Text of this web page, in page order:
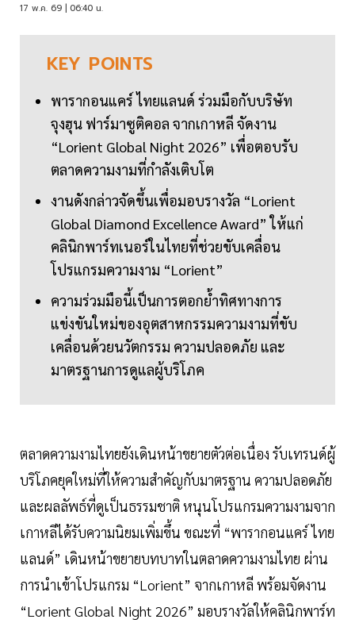
17 พ.ค. 69 | 06:40 น.
KEY POINTS
พารากอนแคร์ ไทยแลนด์ ร่วมมือกับบริษัท
จุงฮุน ฟาร์มาซูติคอล จากเกาหลี จัดงาน
“Lorient Global Night 2026” เพื่อตอบรับ
ตลาดความงามที่กำลังเติบโต
งานดังกล่าวจัดขึ้นเพื่อมอบรางวัล “Lorient
Global Diamond Excellence Award” ให้แก่
คลินิกพาร์ทเนอร์ในไทยที่ช่วยขับเคลื่อน
โปรแกรมความงาม “Lorient”
ความร่วมมือนี้เป็นการตอกย้ำทิศทางการ
แข่งขันใหม่ของอุตสาหกรรมความงามที่ขับ
เคลื่อนด้วยนวัตกรรม ความปลอดภัย และ
มาตรฐานการดูแลผู้บริโภค
ตลาดความงามไทยยังเดินหน้าขยายตัวต่อเนื่อง รับเทรนด์ผู้
บริโภคยุคใหม่ที่ให้ความสำคัญกับมาตรฐาน ความปลอดภัย
และผลลัพธ์ที่ดูเป็นธรรมชาติ หนุนโปรแกรมความงามจาก
เกาหลีได้รับความนิยมเพิ่มขึ้น ขณะที่ “พารากอนแคร์ ไทย
แลนด์” เดินหน้าขยายบทบาทในตลาดความงามไทย ผ่าน
การนำเข้าโปรแกรม “Lorient” จากเกาหลี พร้อมจัดงาน
“Lorient Global Night 2026” มอบรางวัลให้คลินิกพาร์ท